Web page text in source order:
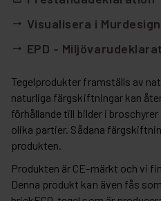
arrow_right_alt Visualisera i
arrow_right_alt EPD -
Tegelprodukter framställs av
naturliga färgskiftningar kan
förhållande till bilder i
olika partier. Sådana
produkten.
Produkten är CE-märkt och vi
Denna produkt kan även fås